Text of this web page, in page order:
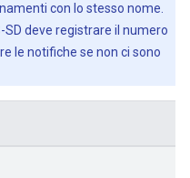
con lo stesso nome.
SD deve registrare il numero
le notifiche se non ci sono